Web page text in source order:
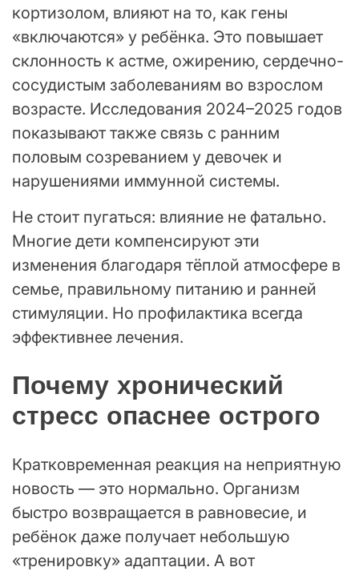
кортизолом, влияют на то, как гены
«включаются» у ребёнка. Это повышает
склонность к астме, ожирению, сердечно-
сосудистым заболеваниям во взрослом
возрасте. Исследования 2024–2025 годов
показывают также связь с ранним
половым созреванием у девочек и
нарушениями иммунной системы.
Не стоит пугаться: влияние не фатально.
Многие дети компенсируют эти
изменения благодаря тёплой атмосфере в
семье, правильному питанию и ранней
стимуляции. Но профилактика всегда
эффективнее лечения.
Почему хронический
стресс опаснее острого
Кратковременная реакция на неприятную
новость — это нормально. Организм
быстро возвращается в равновесие, и
ребёнок даже получает небольшую
«тренировку» адаптации. А вот